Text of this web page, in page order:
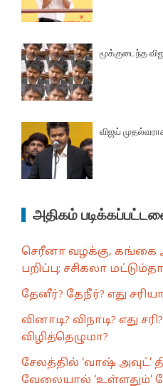
மூக்குடைந்த
விஜய்
அதிகம்
செரீனா வழக்கு,
பறிப்பு; சசிகலா
தேனீர்? தேநீர்? எது
வினாடி? விநாடி? எது
விழித்தெழுமா?
சேலத்தில் ‘வாஷ் அவுட்’
வேலையால் ‘உள்ளதும்’